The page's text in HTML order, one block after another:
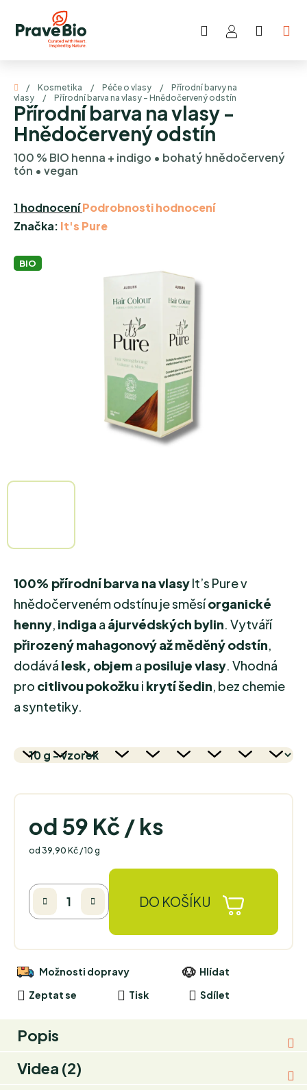
obsah
Hledat
Domů
/ Kosmetika / Péče o vlasy /
Přírodní barvy na
vlasy
/ Přírodní barva na vlasy - Hnědočervený odstín
100% přírodní barva na vlasyIt’s Pure v
hnědočerveném odstínu je směsíorganické
henny indiga a ájurvédských bylin . Vytváří
přirozený mahagonový až měděný odstín
dodává lesk, objem a posiluje vlasy . Vhodná
pro citlivou pokožku i krytí šedin , bez chemie
a syntetiky.
od 59 Kč / ks
Měrná cena:
od 39,90 Kč / 10 g
DO KOŠÍKU
Tisk
Zeptat se
Hlídat
Sdílet
Možnosti dopravy
Přírodní barva na vlasy -
Hnědočervený odstín
100 % BIO henna + indigo • bohatý hnědočervený
tón • vegan
Průměrné
hodnocení
je
1 hodnoceníPodrobnosti hodnocení
Značka: It's Pure
BIO
Popis
Videa (2)